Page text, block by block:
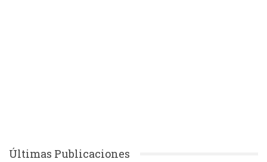
Últimas Publicaciones